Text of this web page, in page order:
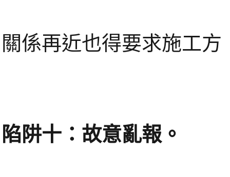
關係再近也得要求施工方
陷阱十：故意亂報。